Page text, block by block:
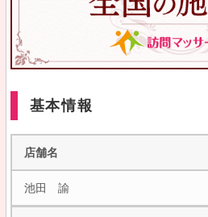
基本情報
店舗名
池田 諭